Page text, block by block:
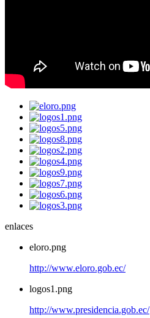
enlaces
eloro.png
http://www.eloro.gob.ec/
logos1.png
http://www.presidencia.gob.ec/